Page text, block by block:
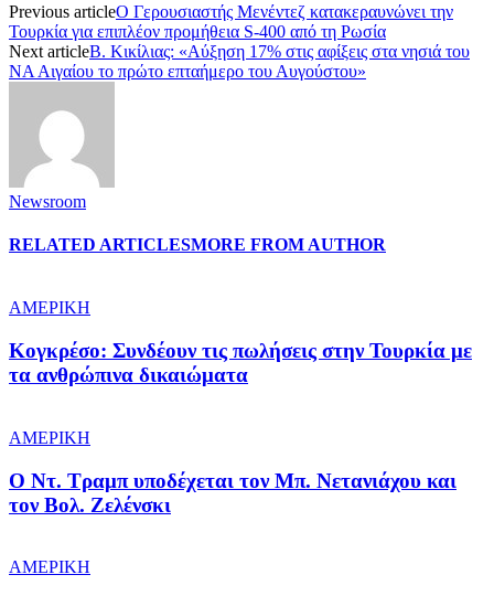
Previous articleO Γερουσιαστής Μενέντεζ κατακεραυνώνει την
Τουρκία για επιπλέον προμήθεια S-400 από τη Ρωσία
Next articleΒ. Κικίλιας: «Αύξηση 17% στις αφίξεις στα νησιά του
ΝΑ Αιγαίου το πρώτο επταήμερο του Αυγούστου»
Newsroom
RELATED ARTICLESMORE FROM AUTHOR
ΑΜΕΡΙΚΗ
Κογκρέσο: Συνδέουν τις πωλήσεις στην Τουρκία με
τα ανθρώπινα δικαιώματα
ΑΜΕΡΙΚΗ
Ο Ντ. Τραμπ υποδέχεται τον Μπ. Νετανιάχου και
τον Βολ. Ζελένσκι
ΑΜΕΡΙΚΗ